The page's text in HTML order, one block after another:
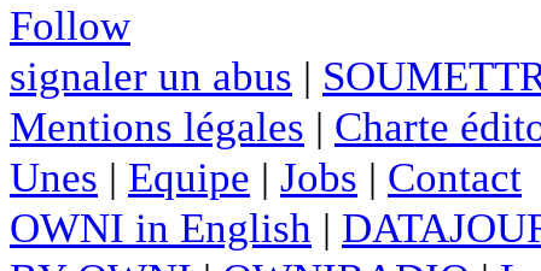
Follow
signaler un abus |
Mentions légales | Charte
Unes | Equipe | Jobs | Contact
OWNI in English |